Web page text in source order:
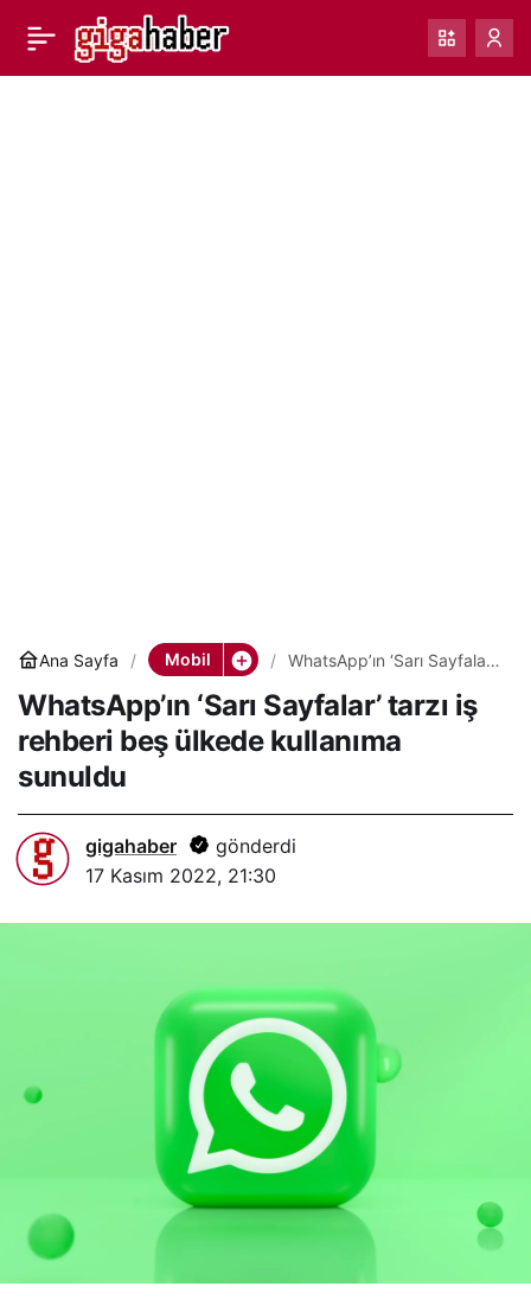
Ana Sayfa Mobil
WhatsApp’ın ‘Sarı Sayfalar’
kullanıma sunuldu
WhatsApp’ın ‘Sarı Sayfalar’ tarzı iş
rehberi beş ülkede kullanıma
sunuldu
gigahaber
gönderdi
17 Kasım 2022, 21:30
Google Haritalar’ın yeni Paylaş